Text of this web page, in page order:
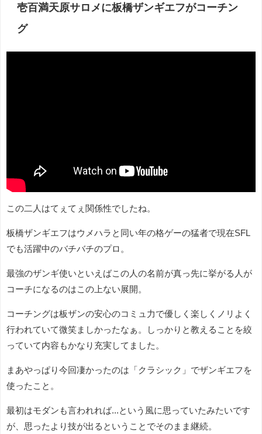
壱百満天原サロメに板橋ザンギエフがコーチン
グ
この二人はてぇてぇ関係性でしたね。
板橋ザンギエフはウメハラと同い年の格ゲーの猛者で現在SFL
でも活躍中のバチバチのプロ。
最強のザンギ使いといえばこの人の名前が真っ先に挙がる人が
コーチになるのはこの上ない展開。
コーチングは板ザンの安心のコミュ力で優しく楽しくノリよく
行われていて微笑ましかったなぁ。しっかりと教えることを絞
っていて内容もかなり充実してました。
まあやっぱり今回凄かったのは「クラシック」でザンギエフを
使ったこと。
最初はモダンも言われれば...という風に思っていたみたいです
が、思ったより技が出るということでそのまま継続。